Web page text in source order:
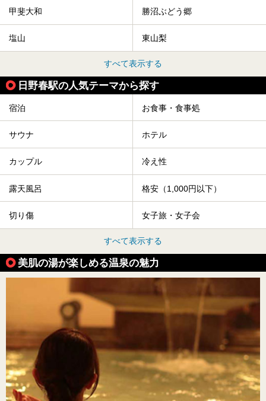
甲斐大和 勝沼ぶどう郷
塩山 東山梨
すべて表示する
日野春駅の人気テーマから探す
宿泊 お食事・食事処
サウナ ホテル
カップル 冷え性
露天風呂 格安（1,000円以下）
切り傷 女子旅・女子会
すべて表示する
美肌の湯が楽しめる温泉の魅力